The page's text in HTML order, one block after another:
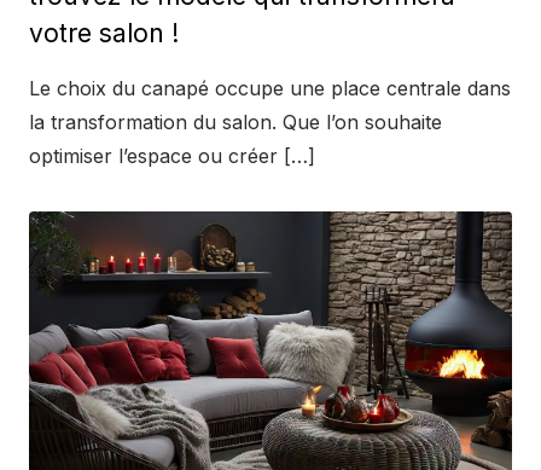
votre salon !
Le choix du canapé occupe une place centrale dans
la transformation du salon. Que l’on souhaite
optimiser l’espace ou créer […]